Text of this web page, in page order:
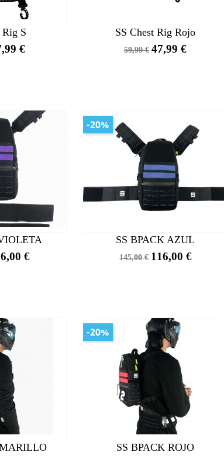
Rig S
€
SS Chest Rig Rojo
Precio
59,99 € Precio
47,99 €
€
SS BPACK AZUL
Precio
145,00 € Precio
116,00 €
-20%
SS BPACK ROJO
-20%